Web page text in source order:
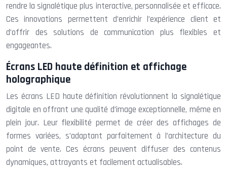
rendre la signalétique plus interactive, personnalisée et efficace.
Ces innovations permettent d’enrichir l’expérience client et
d’offrir des solutions de communication plus flexibles et
engageantes.
Écrans LED haute définition et affichage
holographique
Les écrans LED haute définition révolutionnent la signalétique
digitale en offrant une qualité d’image exceptionnelle, même en
plein jour. Leur flexibilité permet de créer des affichages de
formes variées, s’adaptant parfaitement à l’architecture du
point de vente. Ces écrans peuvent diffuser des contenus
dynamiques, attrayants et facilement actualisables.